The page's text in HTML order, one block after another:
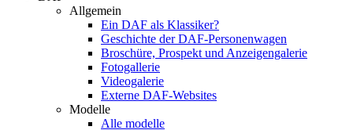
Allgemein
Ein DAF als Klassiker?
Geschichte der DAF-Personenwagen
Broschüre, Prospekt und Anzeigengalerie
Fotogallerie
Videogalerie
Externe DAF-Websites
Modelle
Alle modelle